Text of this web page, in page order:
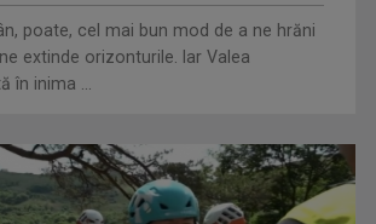
ani când a început să vadă ...
poate, cel mai bun mod de a ne hrăni
extinde orizonturile. Iar Valea
în inima ...